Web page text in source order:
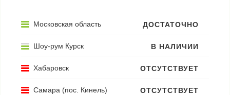
Московская область ДОСТАТОЧНО
Шоу-рум Курск В НАЛИЧИИ
Хабаровск ОТСУТСТВУЕТ
Самара (пос. Кинель) ОТСУТСТВУЕТ